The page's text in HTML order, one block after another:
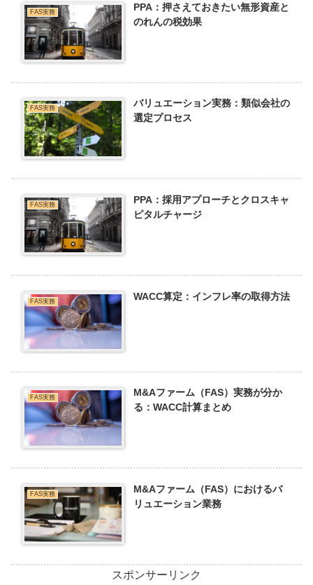
FAS実務
PPA：押さえておきたい無形資産と
のれんの税効果
FAS実務
バリュエーション実務：類似会社の
選定プロセス
FAS実務
PPA：採用アプローチとクロスキャ
ピタルチャージ
FAS実務 WACC算定：インフレ率の取得方法
FAS実務
M&Aファーム（FAS）実務が分か
る：WACC計算まとめ
FAS実務
M&Aファーム（FAS）におけるバ
リュエーション業務
スポンサーリンク